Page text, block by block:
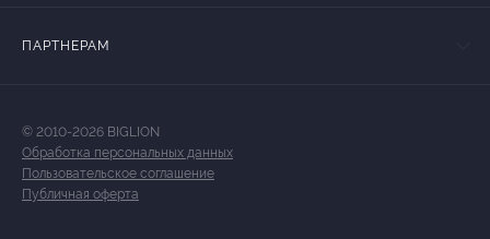
ПАРТНЕРАМ
© 2010-2026 BIGLION
Обработка персональных данных
Пользовательское соглашение
Публичная оферта